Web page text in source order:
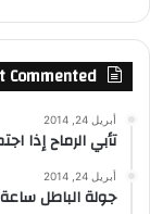
Commented
أبريل 24, 2014
تأبي الرماح إذا
أبريل 24, 2014
جولة الباطل